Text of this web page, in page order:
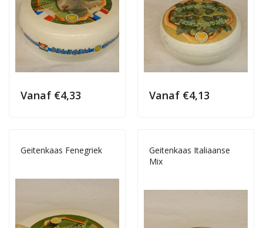
Vanaf €4,33 Vanaf €4,13
Geitenkaas Fenegriek
Geitenkaas Italiaanse
Mix